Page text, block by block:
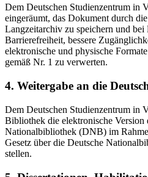
Dem Deutschen Studienzentrum in
eingeräumt, das Dokument durch
Langzeitarchiv zu speichern und
Barrierefreiheit, bessere
elektronische und physische
gemäß Nr. 1 zu verwerten.
4. Weitergabe an die
Dem Deutschen Studienzentrum in
Bibliothek die elektronische Version
Nationalbibliothek (DNB) im
Gesetz über die Deutsche
stellen.